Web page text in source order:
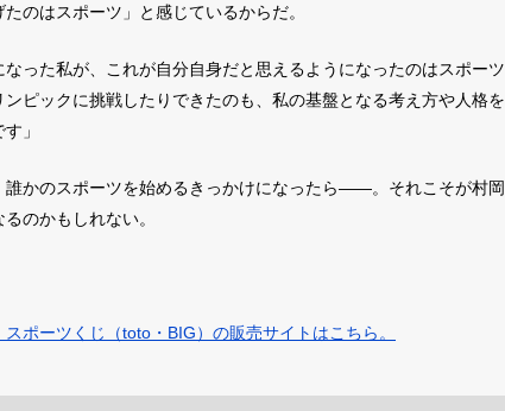
のはスポーツ」と感じているからだ。
なった私が、これが自分自身だと思えるようになったのはスポーツ
ピックに挑戦したりできたのも、私の基盤となる考え方や人格を
」
かのスポーツを始めるきっかけになったら――。それこそが村岡
のかもしれない。
ポーツくじ（toto・BIG）の販売サイトはこちら。